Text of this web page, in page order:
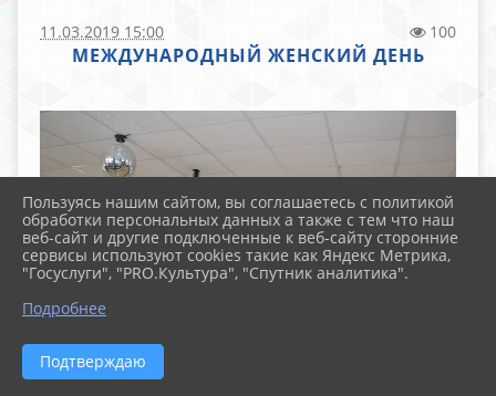
11.03.2019 15:00 100
МЕЖДУНАРОДНЫЙ ЖЕНСКИЙ ДЕНЬ
Пользуясь нашим сайтом, вы соглашаетесь с политикой
обработки персональных данных а также с тем что наш
веб-сайт и другие подключенные к веб-сайту сторонние
сервисы используют cookies такие как Яндекс Метрика,
"Госуслуги", "PRO.Культура", "Спутник аналитика".
Подробнее
Подтверждаю